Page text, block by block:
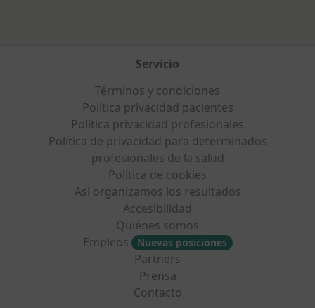
Servicio
Términos y condiciones
Política privacidad pacientes
Política privacidad profesionales
Política de privacidad para determinados
profesionales de la salud
Política de cookies
Así organizamos los resultados
Accesibilidad
Quiénes somos
Empleos
Nuevas posiciones
Partners
Prensa
Contacto